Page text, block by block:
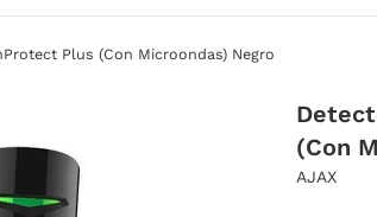
Plus (Con Microondas) Negro
(Con
AJAX